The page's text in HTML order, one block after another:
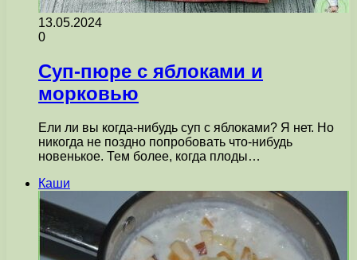
13.05.2024
0
Суп-пюре с яблоками и
морковью
Ели ли вы когда-нибудь суп с яблоками? Я нет. Но
никогда не поздно попробовать что-нибудь
новенькое. Тем более, когда плоды…
Каши